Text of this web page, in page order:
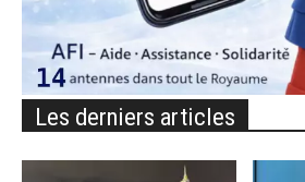
Les derniers articles